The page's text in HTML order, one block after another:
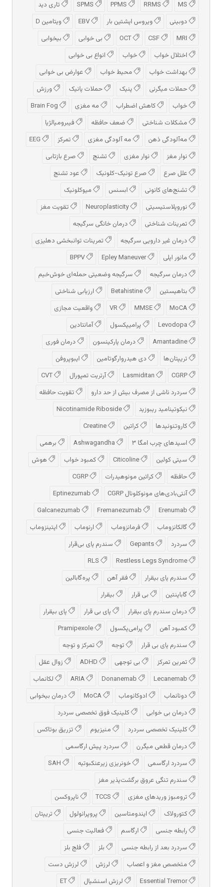
تاری دید
دوبینی
ویروس اپشتین بار
ویتامین D
بی خوابی
بیخوابی
اختلال خواب
خواب
انواع بی خوابی
بهداشت خواب
محیط خواب
عوارض بی خوابی
حملات میگرنی
پنیک حملات پانیک
ورزش
خواب
کاهش اضطراب مه مغزی
مشکلات شناختی
ضعف حافظه
فیبرومیالژیا
مه‌آلودگی ذهن
مه‌ آلودگی مغزی تمرکز
نوار مغز
نوار مغزی تشنج
صرع بازتابی
علل صرع
صرع تونیک-کلونیک
عود تشنج
تشنج‌های کانونی
ابسنس
میوکلونیک
نوروپلاستیسیتی
تقویت مغز
تمرینات شناختی
درمان خانگی سرگیجه
درمان غیر دارویی سرگیجه
تمرینات توانبخشی دهلیزی
مانور اپلی
درمان سرگیجه
سرگیجه وضعیتی حمله‌ای خوش‌خیم
بتاهیستین
ارزیابی شناختی
واقعیت مجازی
پرامیپکسول
آمانتادین
درمان پارکینسون
درمان فوری
تریپتان‌ها
دی هیدروارگوتامین
ایبوپروفن
آرتریت تمپورال
سردرد ناشی از مصرف بیش از حد دارو
تقویت حافظه
نیکوتینامید ریبوزید
کاروتنوئیدها
کراتین
اسیدهای چرب امگا ۳
برهمی
سیتی کولین
کمبود خواب
هوش
حافظه
کراتین مونوهیدرات
آنتی‌بادی‌های مونوکلونال CGRP
گالکانزوماب
فرمانزوماب ارنوماب
اپتینزوماب
سردرد
سندرم پای بی‌قرار
سندرم پای بیقرار
فقر آهن
پره‌گابالین
گاباپنتین
بی قرار
بیقرار
درمان سندرم پای بیقرار
پای بی قرار
پای بیقرار
کمبود آهن
پرامی‌پکسول
سندرم پای بی قرار
توجه
تمرکز و توجه
تمرین تمرکز
بی توجهی
زوال عقل
لکانماب
دونانماب
ادوكانوماب
درمان بیخوابی
درمان بی خوابی
کلینیک فوق تخصصی سردرد
کلینیک تخصصی سردرد
منیزیوم
تزریق بوتاکس
درمان قطعی میگرن
سردرد پیش‌ ارگاسمی
سردرد ارگاسمی
خونریزی زیرعنکبوتیه
سندرم تنگی عروق برگشت‌پذیر مغز
ترومبوز وریدهای مغزی
ناپروکسن
کتورولاک
ایندومتاسین پروپرانولول
تریپتان
رابطه جنسی
ارگاسم
فعالیت جنسی
سردرد بعد از رابطه جنسی
بلز
فلج بلز
متخصص مغز و اعصاب
لرزش
لرزش دست
لرزش اسنشیال